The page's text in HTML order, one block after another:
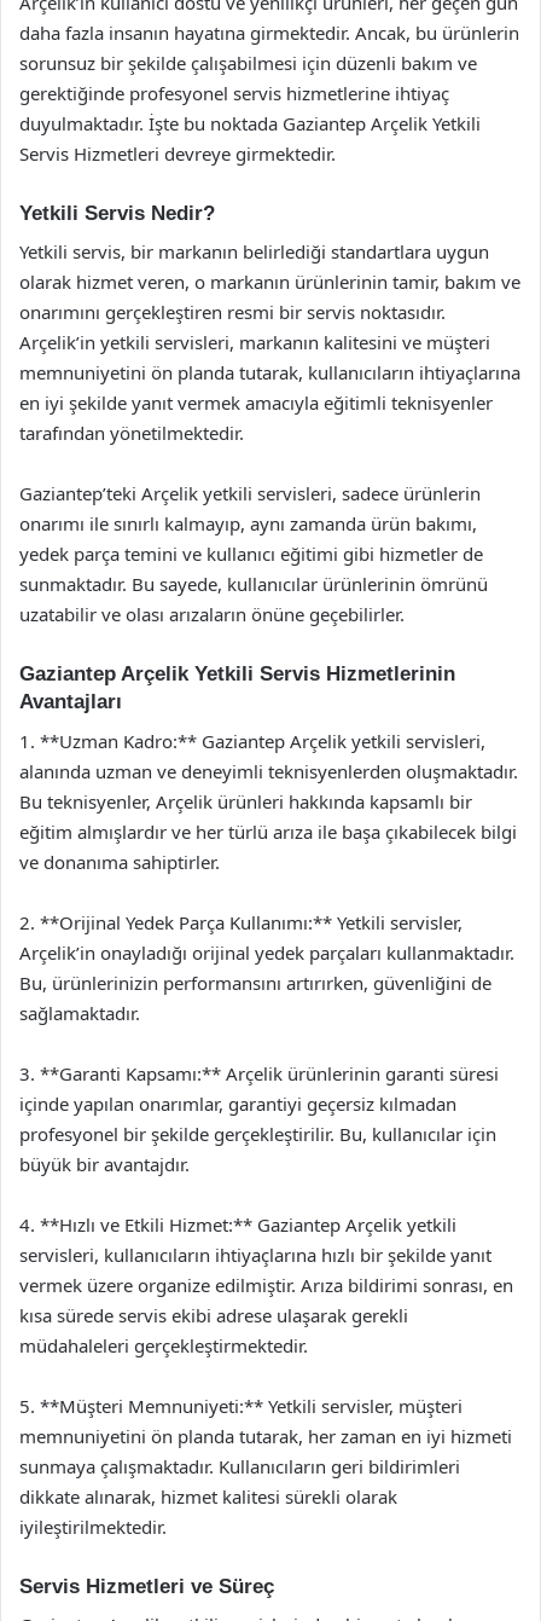
daha fazla insanın hayatına girmektedir. Ancak, bu ürünlerin
sorunsuz bir şekilde çalışabilmesi için düzenli bakım ve
gerektiğinde profesyonel servis hizmetlerine ihtiyaç
duyulmaktadır. İşte bu noktada Gaziantep Arçelik Yetkili
Servis Hizmetleri devreye girmektedir.
Yetkili Servis Nedir?
Yetkili servis, bir markanın belirlediği standartlara uygun
olarak hizmet veren, o markanın ürünlerinin tamir, bakım ve
onarımını gerçekleştiren resmi bir servis noktasıdır.
Arçelik’in yetkili servisleri, markanın kalitesini ve müşteri
memnuniyetini ön planda tutarak, kullanıcıların ihtiyaçlarına
en iyi şekilde yanıt vermek amacıyla eğitimli teknisyenler
tarafından yönetilmektedir.
Gaziantep’teki Arçelik yetkili servisleri, sadece ürünlerin
onarımı ile sınırlı kalmayıp, aynı zamanda ürün bakımı,
yedek parça temini ve kullanıcı eğitimi gibi hizmetler de
sunmaktadır. Bu sayede, kullanıcılar ürünlerinin ömrünü
uzatabilir ve olası arızaların önüne geçebilirler.
Gaziantep Arçelik Yetkili Servis Hizmetlerinin
Avantajları
1. **Uzman Kadro:** Gaziantep Arçelik yetkili servisleri,
alanında uzman ve deneyimli teknisyenlerden oluşmaktadır.
Bu teknisyenler, Arçelik ürünleri hakkında kapsamlı bir
eğitim almışlardır ve her türlü arıza ile başa çıkabilecek bilgi
ve donanıma sahiptirler.
2. **Orijinal Yedek Parça Kullanımı:** Yetkili servisler,
Arçelik’in onayladığı orijinal yedek parçaları kullanmaktadır.
Bu, ürünlerinizin performansını artırırken, güvenliğini de
sağlamaktadır.
3. **Garanti Kapsamı:** Arçelik ürünlerinin garanti süresi
içinde yapılan onarımlar, garantiyi geçersiz kılmadan
profesyonel bir şekilde gerçekleştirilir. Bu, kullanıcılar için
büyük bir avantajdır.
4. **Hızlı ve Etkili Hizmet:** Gaziantep Arçelik yetkili
servisleri, kullanıcıların ihtiyaçlarına hızlı bir şekilde yanıt
vermek üzere organize edilmiştir. Arıza bildirimi sonrası, en
kısa sürede servis ekibi adrese ulaşarak gerekli
müdahaleleri gerçekleştirmektedir.
5. **Müşteri Memnuniyeti:** Yetkili servisler, müşteri
memnuniyetini ön planda tutarak, her zaman en iyi hizmeti
sunmaya çalışmaktadır. Kullanıcıların geri bildirimleri
dikkate alınarak, hizmet kalitesi sürekli olarak
iyileştirilmektedir.
Servis Hizmetleri ve Süreç